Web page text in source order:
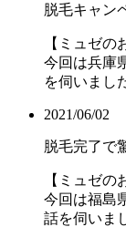
脱毛キャン
【ミュゼの
今回は兵庫
を伺いまし
2021/06/02
脱毛完了で
【ミュゼの
今回は福島
話を伺いま